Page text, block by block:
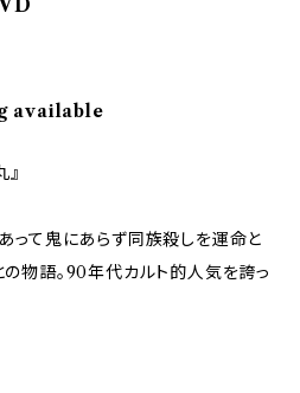
available
って鬼にあらず同族殺しを運命と
物語。90年代カルト的人気を誇っ